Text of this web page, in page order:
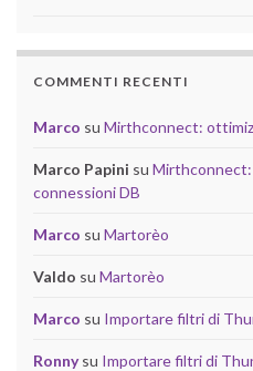
COMMENTI RECENTI
Marco su Mirthconnect:
Marco Papini su Mirthconnect:
connessioni DB
Marco su Martorèo
Valdo su Martorèo
Marco su Importare filtri di
Ronnysu Importare filtri di